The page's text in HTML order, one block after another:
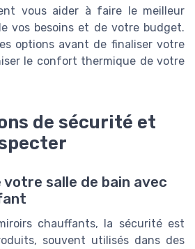
vous aider à faire le meilleur
vos besoins et de votre budget.
options avant de finaliser votre
le confort thermique de votre
de sécurité et
salle de bain avec
chauffants, la sécurité est
souvent utilisés dans des